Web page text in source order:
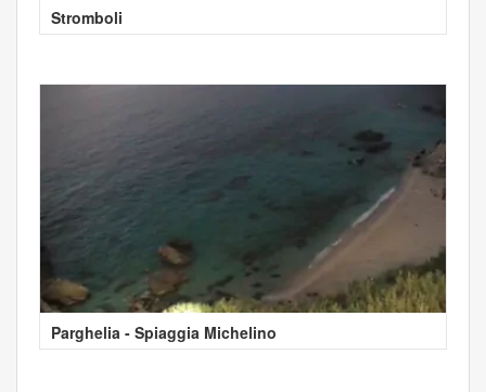
Stromboli
Parghelia - Spiaggia Michelino